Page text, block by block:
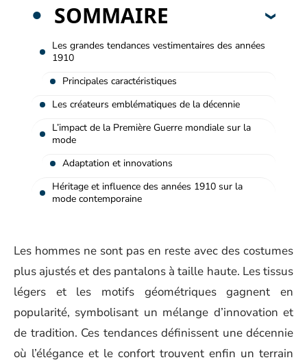
SOMMAIRE
Les grandes tendances vestimentaires des années
1910
Principales caractéristiques
Les créateurs emblématiques de la décennie
L’impact de la Première Guerre mondiale sur la
mode
Adaptation et innovations
Héritage et influence des années 1910 sur la
mode contemporaine
Les hommes ne sont pas en reste avec des costumes
plus ajustés et des pantalons à taille haute. Les tissus
légers et les motifs géométriques gagnent en
popularité, symbolisant un mélange d’innovation et
de tradition. Ces tendances définissent une décennie
où l’élégance et le confort trouvent enfin un terrain